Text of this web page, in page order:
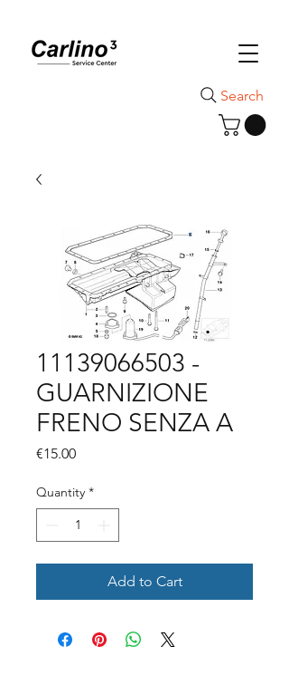
Search
11139066503 -
GUARNIZIONE
FRENO SENZA A
€15.00Price
Quantity *
Add to Cart